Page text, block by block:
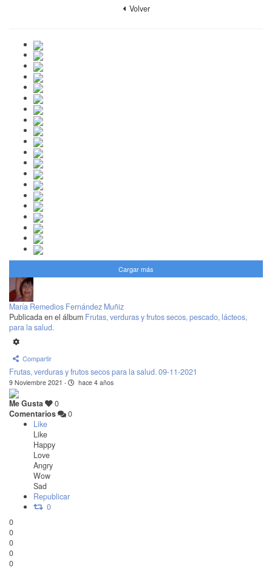
Volver
Cargar más
María Remedios Fernández Muñiz
Publicada en el álbum Frutas, verduras y frutos secos, pescado, lácteos,
para la salud.
Compartir
Frutas, verduras y frutos secos para la salud. 09-11-2021
9 Noviembre 2021 · hace 4 años
Me Gusta
0
Comentarios
0
Like
Like
Happy
Love
Angry
Wow
Sad
Republicar
0
0
0
0
0
0